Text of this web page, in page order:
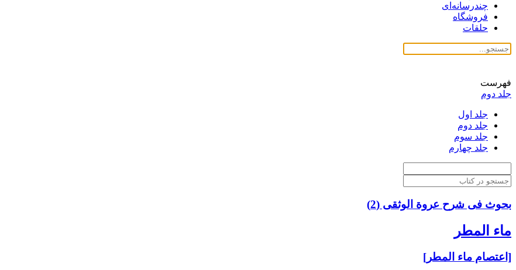
چندرسانه‌ای
فروشگاه
حلقات
فهرست
جلد دوم
جلد اول
جلد دوم
جلد سوم
جلد چهارم
بحوث فی شرح عروة الوثقی (2)
ماء المطر
[اعتصام ماء المطر]